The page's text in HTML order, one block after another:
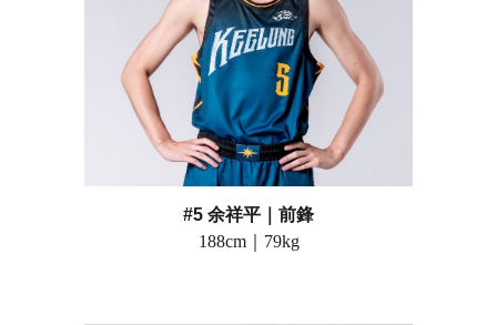
#5 余祥平 ｜前鋒
188cm｜ 79kg